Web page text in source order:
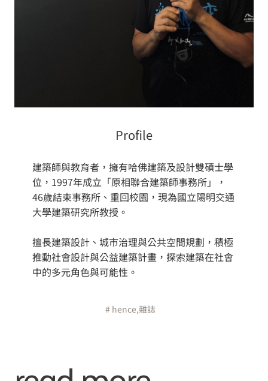
Profile
建築師與教育者，擁有哈佛建築及設計雙碩士學
位，1997年成立「原相聯合建築師事務所」，
46歲結束事務所、重回校園，現為國立陽明交通
大學建築研究所教授。
擅長建築設計、城市治理與公共空間規劃，積極
推動社會設計與公益建築計畫，探索建築在社會
中的多元角色與可能性。
# hence,雜誌